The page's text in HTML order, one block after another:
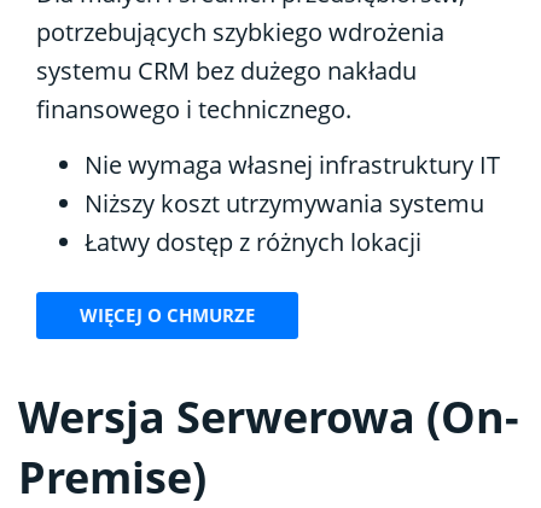
potrzebujących szybkiego wdrożenia
systemu CRM bez dużego nakładu
finansowego i technicznego.
Nie wymaga własnej infrastruktury IT
Niższy koszt utrzymywania systemu
Łatwy dostęp z różnych lokacji
WIĘCEJ O CHMURZE
Wersja Serwerowa (On-
Premise)